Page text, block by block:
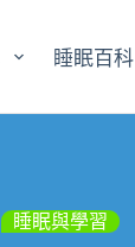
睡眠百科
睡眠與學習